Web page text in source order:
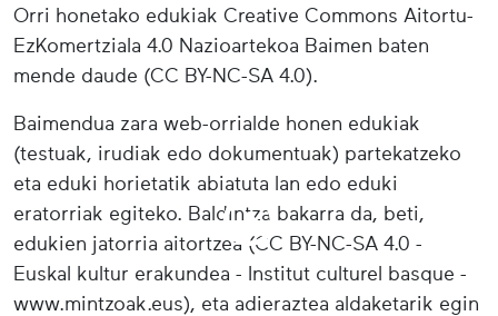
Orri honetako edukiak Creative Commons Aitortu-
EzKomertziala 4.0 Nazioartekoa Baimen baten
mende daude (CC BY-NC-SA 4.0).
Baimendua zara web-orrialde honen edukiak
(testuak, irudiak edo dokumentuak) partekatzeko
eta eduki horietatik abiatuta lan edo eduki
eratorriak egiteko. Baldintza bakarra da, beti,
edukien jatorria aitortzea (CC BY-NC-SA 4.0 -
Euskal kultur erakundea - Institut culturel basque -
www.mintzoak.eus), eta adieraztea aldaketarik egin